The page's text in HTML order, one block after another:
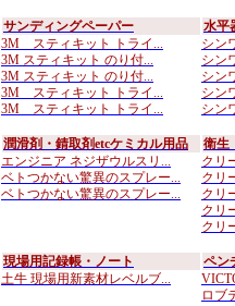
サンディングペーパー
3M スティキット トライ...
3M スティキット のり付...
3M スティキット のり付...
3M スティキット トライ...
3M スティキット トライ...
水平
シン
シン
シン
シン
シン
潤滑剤・錆取剤etcケミカル用品
エンジニア ネジザウルスリ...
ベトつかない驚異のスプレー...
ベトつかない驚異のスプレー...
衛生
クリ
クリ
クリ
クリ
クリ
現場用記録帳・ノート
土牛 現場用新素材レベルブ...
ペン
ロブ